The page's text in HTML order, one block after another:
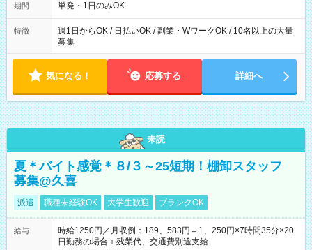
期間 単発・1日のみOK
特徴
週1日からOK / 日払いOK / 副業・WワークOK / 10名以上の大量
募集
気になる！ 応募する 詳細へ
未読
夏＊バイト感覚＊８/３～25短期！棚卸スタッフ
募集@久喜
派遣 職種未経験OK 大学生歓迎 ブランクOK
給与
時給1250円／月収例：189、583円＝1、250円×7時間35分×20
日勤務の場合＋残業代、交通費別途支給